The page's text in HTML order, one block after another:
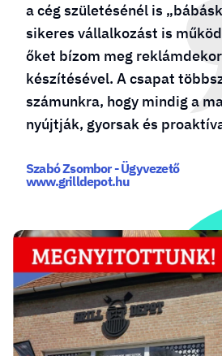
a cég születésénél is
sikeres vállalkozást is
őket bízom meg
készítésével. A csapat
számunkra, hogy mindig a
nyújtják, gyorsak és
Szabó Zsombor - Ügyvezető
www.grilldepot.hu